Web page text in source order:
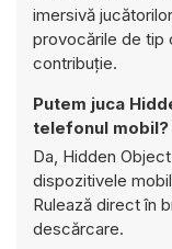
imersivă
provocările de tip
contribuție.
Putem juca
telefonul mobil?
Da, Hidden
dispozitivele
Rulează direct în
descărcare.